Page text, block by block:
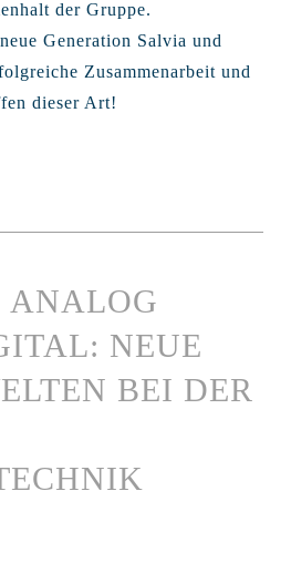
der Gruppe.
Generation Salvia und
Zusammenarbeit und
dieser Art!
ANALOG
NEUE
BEI DER